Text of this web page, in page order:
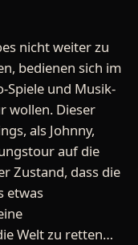
nicht weiter zu
bedienen sich im
Spiele und Musik-
wollen. Dieser
als Johnny,
auf die
Zustand, dass die
etwas
Welt zu retten…